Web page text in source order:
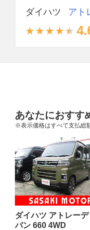
ダイハツ アト
あなたにおすす
※表示価格はすべて支払総
ダイハツ アトレーデ
バン 660 4WD